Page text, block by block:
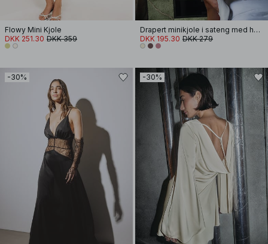
Flowy Mini Kjole
DKK 251.30 DKK 359
Drapert minikjole i sateng med halterneck
DKK 195.30 DKK 279
-30% -30%